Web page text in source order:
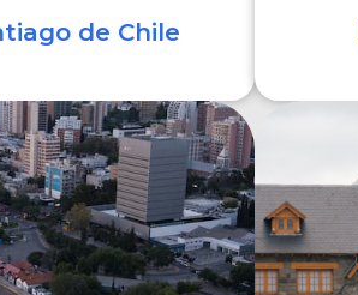
de Chile